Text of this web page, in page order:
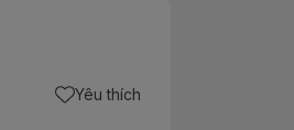
Yêu thích